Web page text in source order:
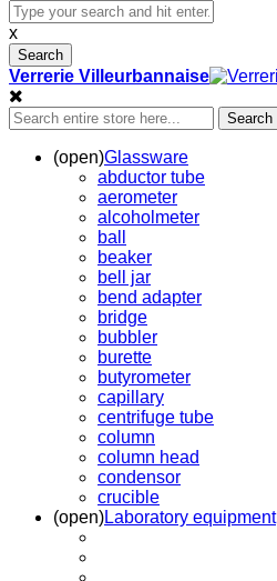
x
Search
Verrerie Villeurbannaise
Search
(open)Glassware
abductor tube
aerometer
alcoholmeter
ball
beaker
bell jar
bend adapter
bridge
bubbler
burette
butyrometer
capillary
centrifuge tube
column
column head
condensor
crucible
(open)Laboratory equipment